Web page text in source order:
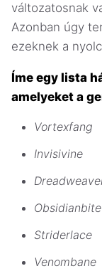
változatosnak
Azonban úgy
ezeknek a
Íme egy lista
amelyeket a
Vortexfang
Invisivine
Obsidianbite
Striderlace
Venombane